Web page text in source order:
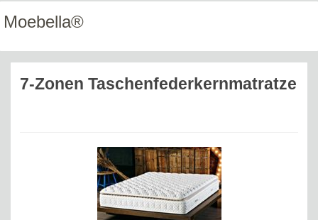
Moebella®
7-Zonen Taschenfederkernmatratze